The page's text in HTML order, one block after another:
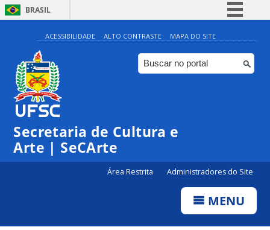
BRASIL
Simplifique!
Comunica BR
Participe
ACESSIBILIDADE ALTO CONTRASTE MAPA DO SITE
Secretaria de Cultura e
Arte | SeCArte
Área Restrita Administradores do Site
MENU
0:00
1:00